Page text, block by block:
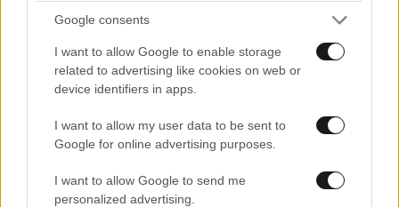
Google consents
I want to allow Google to enable storage
related to advertising like cookies on web or
device identifiers in apps.
I want to allow my user data to be sent to
Google for online advertising purposes.
I want to allow Google to send me
personalized advertising.